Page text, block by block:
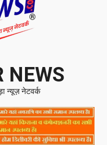
NEWS
न्यूज़ नेटवर्क